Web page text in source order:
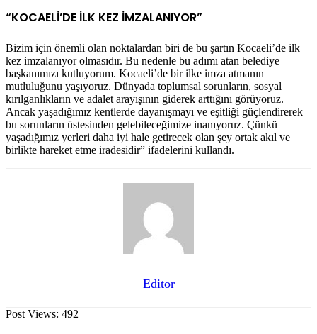
“KOCAELİ’DE İLK KEZ İMZALANIYOR”
Bizim için önemli olan noktalardan biri de bu şartın Kocaeli’de ilk
kez imzalanıyor olmasıdır. Bu nedenle bu adımı atan belediye
başkanımızı kutluyorum. Kocaeli’de bir ilke imza atmanın
mutluluğunu yaşıyoruz. Dünyada toplumsal sorunların, sosyal
kırılganlıkların ve adalet arayışının giderek arttığını görüyoruz.
Ancak yaşadığımız kentlerde dayanışmayı ve eşitliği güçlendirerek
bu sorunların üstesinden gelebileceğimize inanıyoruz. Çünkü
yaşadığımız yerleri daha iyi hale getirecek olan şey ortak akıl ve
birlikte hareket etme iradesidir” ifadelerini kullandı.
Editor
Post Views: 492